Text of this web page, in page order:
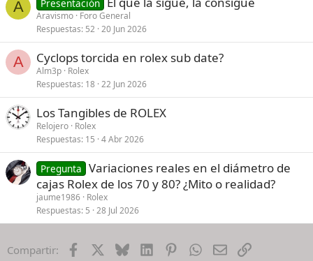
A Presentación
Aravismo Foro General
Respuestas 52 20 Jun 2026
A Cyclops torcida en rolex sub date?
Alm3p Rolex
Respuestas 18 22 Jun 2026
Los Tangibles de ROLEX
Relojero Rolex
Respuestas 15 4 Abr 2026
Pregunta Variaciones reales en el diámetro de
cajas Rolex de los 70 y 80? ¿Mito o realidad?
jaume1986 Rolex
Respuestas 5 28 Jul 2026
Compartir: Facebook BlueskyLinkedInPinterestWhatsApp
EmailEnlace